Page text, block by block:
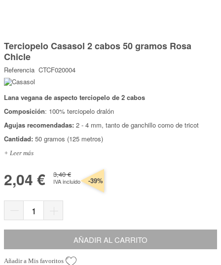
Top Ventas
Iniciar sesión/Regístrate
Somos Kimidori
comienzo
de
la
galería
imágenes
Terciopelo Casasol 2 cabos 50 gramos Rosa
Chicle
Referencia CTCF020004
Lana vegana de aspecto terciopelo de 2 cabos
Composición: 100% terciopelo dralón
Agujas recomendadas: 2 - 4 mm, tanto de ganchillo como de tricot
Cantidad: 50 gramos (125 metros)
+ Leer más
2,04 € 3,40 €
IVA incluido -39%
AÑADIR AL CARRITO
Añadir a Mis favoritos